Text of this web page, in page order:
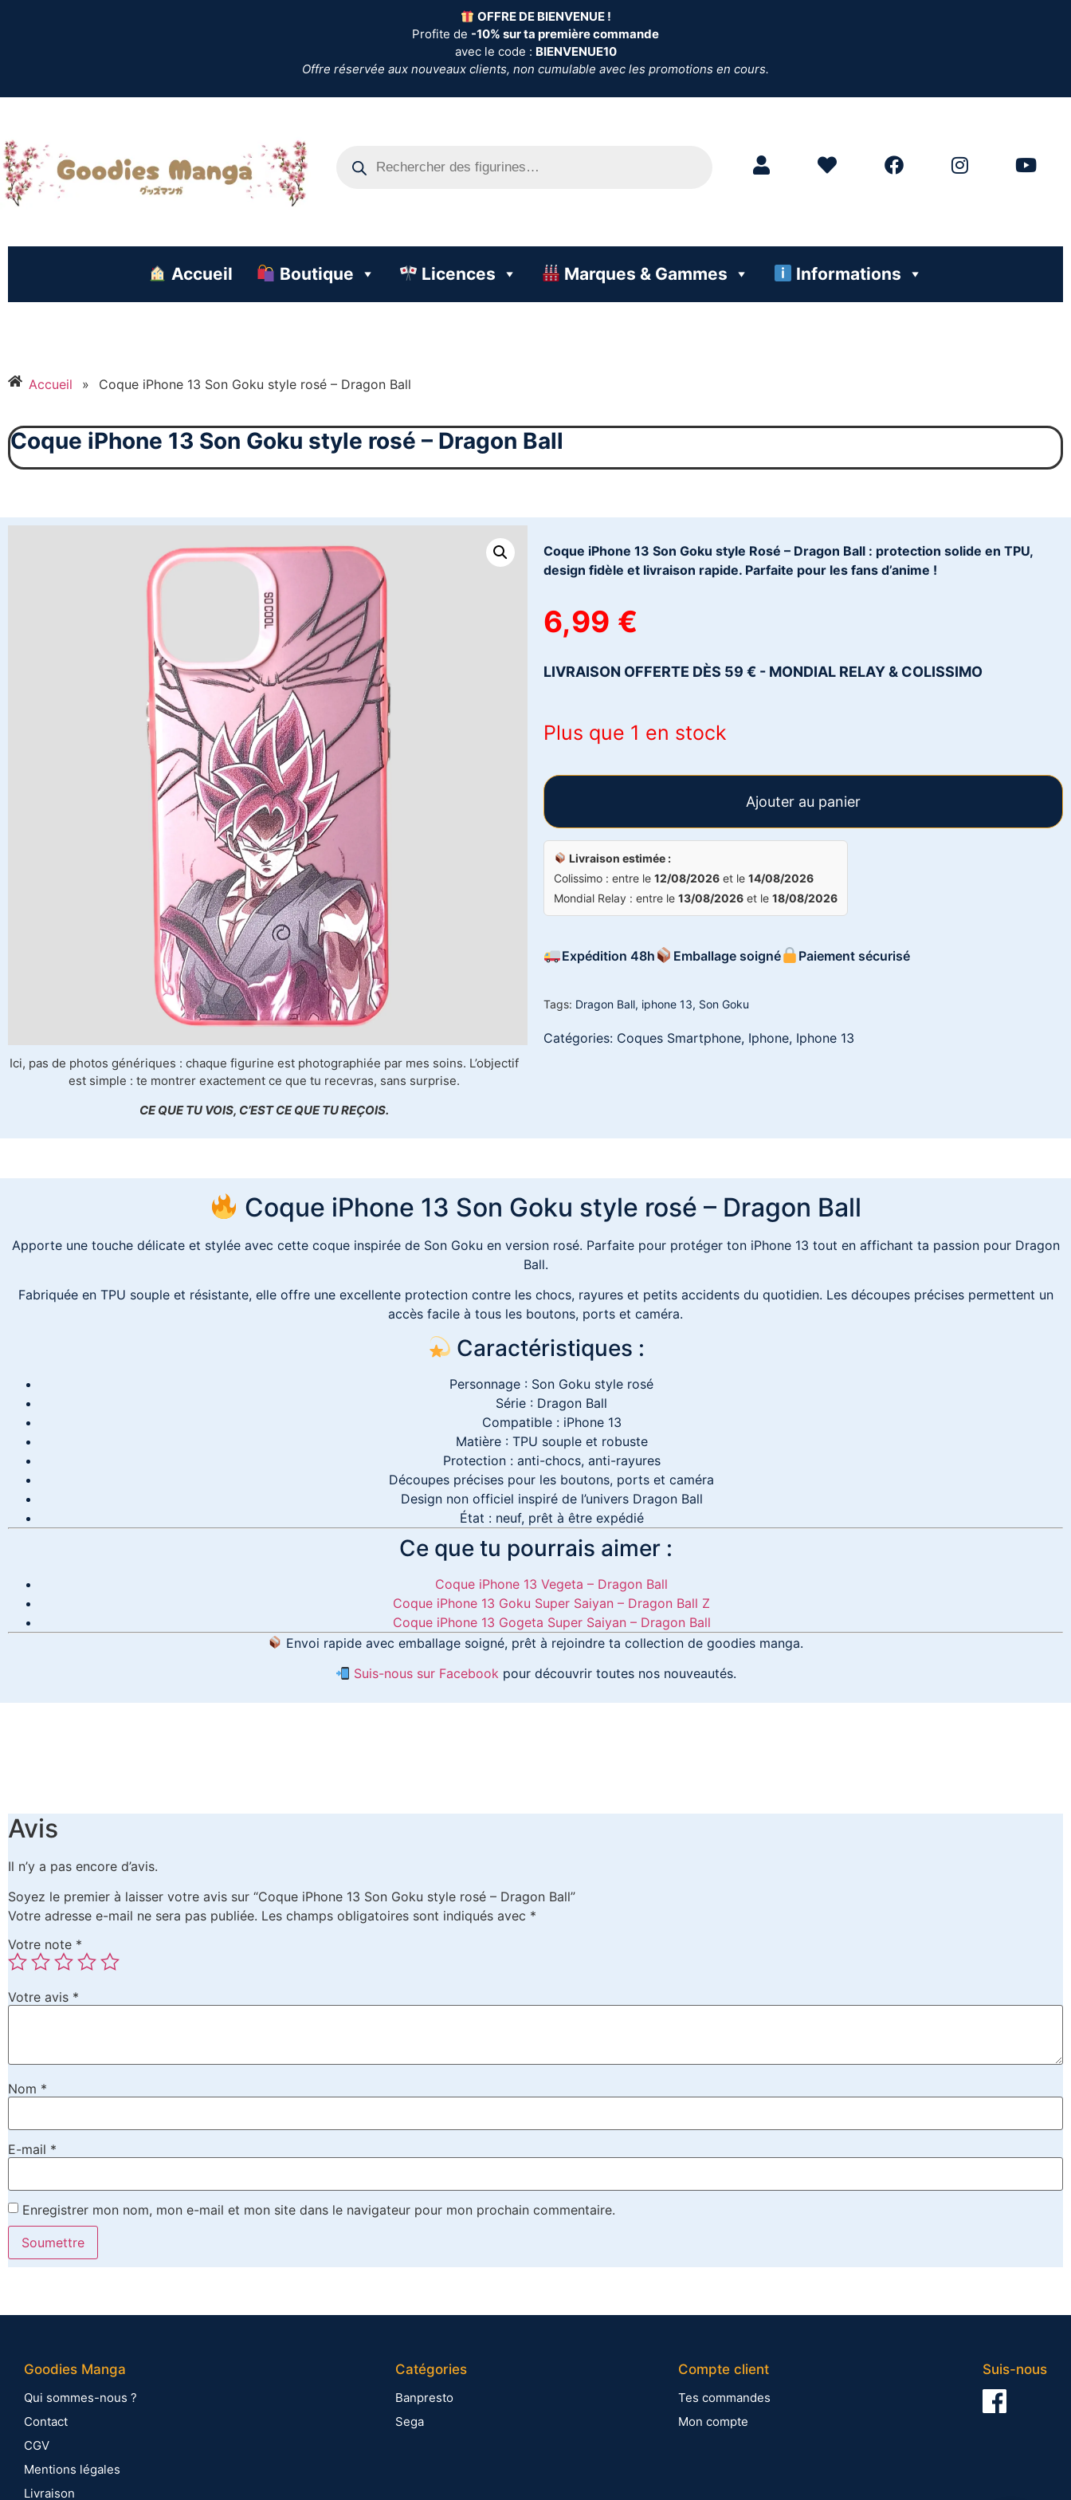
OFFRE DE BIENVENUE !
Profite de -10% sur ta première commande
avec le code : BIENVENUE10
Offre réservée aux nouveaux clients, non cumulable avec les promotions en cours.
Accueil Boutique Licences Marques & Gammes Informations
Accueil » Coque iPhone 13 Son Goku style rosé – Dragon Ball
Coque iPhone 13 Son Goku style rosé – Dragon Ball
Ici, pas de photos génériques : chaque figurine est photographiée par mes soins. L’objectif
est simple : te montrer exactement ce que tu recevras, sans surprise.
CE QUE TU VOIS, C’EST CE QUE TU REÇOIS.
Coque iPhone 13 Son Goku style Rosé – Dragon Ball : protection solide en TPU,
design fidèle et livraison rapide. Parfaite pour les fans d’anime !
6,99 €
LIVRAISON OFFERTE DÈS 59 € - MONDIAL RELAY & COLISSIMO
Plus que 1 en stock
Ajouter au panier
Livraison estimée :
Colissimo : entre le 12/08/2026 et le 14/08/2026
Mondial Relay : entre le 13/08/2026 et le 18/08/2026
Expédition 48h Emballage soigné Paiement sécurisé
Tags: Dragon Ball, iphone 13, Son Goku
Catégories: Coques Smartphone, Iphone, Iphone 13
Coque iPhone 13 Son Goku style rosé – Dragon Ball
Apporte une touche délicate et stylée avec cette coque inspirée de Son Goku en version rosé. Parfaite pour protéger ton iPhone 13 tout en affichant ta passion pour Dragon
Ball.
Fabriquée en TPU souple et résistante, elle offre une excellente protection contre les chocs, rayures et petits accidents du quotidien. Les découpes précises permettent un
accès facile à tous les boutons, ports et caméra.
Caractéristiques :
Personnage : Son Goku style rosé
Série : Dragon Ball
Compatible : iPhone 13
Matière : TPU souple et robuste
Protection : anti-chocs, anti-rayures
Découpes précises pour les boutons, ports et caméra
Design non officiel inspiré de l’univers Dragon Ball
État : neuf, prêt à être expédié
Ce que tu pourrais aimer :
Coque iPhone 13 Vegeta – Dragon Ball
Coque iPhone 13 Goku Super Saiyan – Dragon Ball Z
Coque iPhone 13 Gogeta Super Saiyan – Dragon Ball
Envoi rapide avec emballage soigné, prêt à rejoindre ta collection de goodies manga.
Suis-nous sur Facebookpour découvrir toutes nos nouveautés.
Avis
Il n’y a pas encore d’avis.
Soyez le premier à laisser votre avis sur “Coque iPhone 13 Son Goku style rosé – Dragon Ball”
Votre adresse e-mail ne sera pas publiée. Les champs obligatoires sont indiqués avec *
Votre note *
Votre avis *
Nom *
E-mail *
Enregistrer mon nom, mon e-mail et mon site dans le navigateur pour mon prochain commentaire.
Goodies Manga
Qui sommes-nous ?
Contact
CGV
Mentions légales
Livraison
Catégories
Banpresto
Sega
Compte client
Tes commandes
Mon compte
Suis-nous